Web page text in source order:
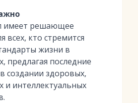
имеет решающее
всех, кто стремится
жизни в
предлагая последние
создании здоровых,
и интеллектуальных